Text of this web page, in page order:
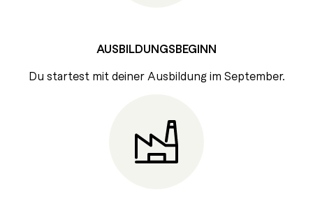
AUSBILDUNGSBEGINN
Du startest mit deiner Ausbildung im September.